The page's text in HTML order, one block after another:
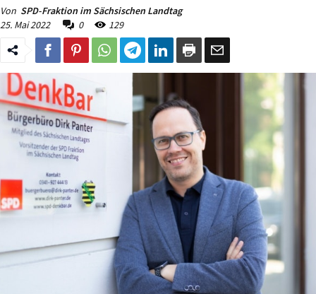
Von SPD-Fraktion im Sächsischen Landtag
25. Mai 2022
0 129